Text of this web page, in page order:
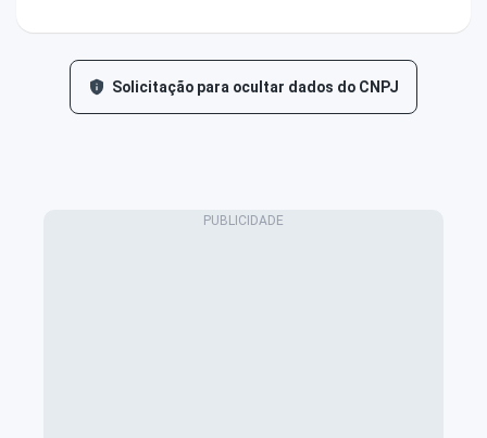
Solicitação para ocultar dados do CNPJ